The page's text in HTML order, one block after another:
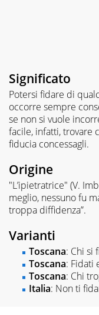
Significato
Potersi fidare di
occorre sempre
se non si vuole
facile, infatti, trovare
fiducia concessagli.
Origine
"L’ipietratrice" (V.
meglio, nessuno fu
troppa diffidenza”.
Varianti
Toscana: Chi si
Toscana: Fidati
Toscana: Chi
Italia: Non ti